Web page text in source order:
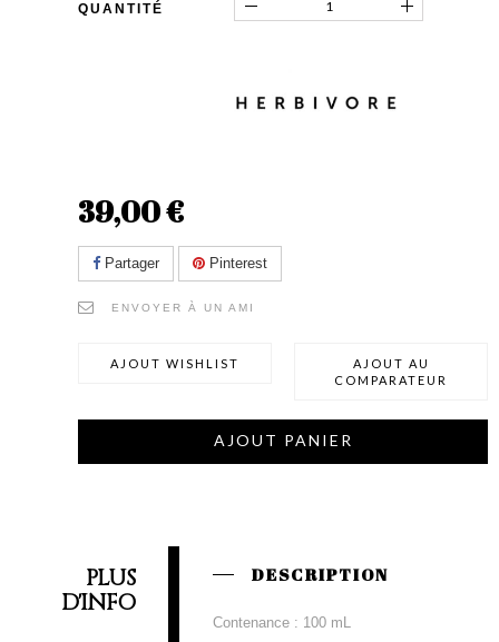
QUANTITÉ
39,00 €
Partager Pinterest
ENVOYER À UN AMI
AJOUT WISHLIST
AJOUT AU
COMPARATEUR
AJOUT PANIER
PLUS
D'INFO
DESCRIPTION
Contenance : 100 mL